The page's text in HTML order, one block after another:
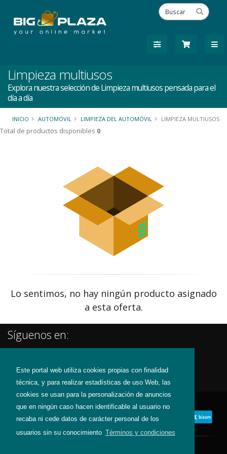
Este portal web utiliza cookies propias con finalidad
técnica, y para realizar estadísticas de uso Web, las
cookies se usan para la personalización de anuncios
que en ningún caso hacen identificable al usuario no
recaba ni cede datos de carácter personal de los
usuarios sin su conocimiento Términos y condiciones
Limpieza multiusos
Explora nuestra selección de Limpieza multiusos pensada para el
día a día
INICIO AUTOMÓVIL LIMPIEZA DEL AUTOMÓVIL LIMPIEZA MULTIUSOS
Total de productos disponibles 0
Lo sentimos, no hay ningún producto asignado
a esta oferta.
Síguenos en: